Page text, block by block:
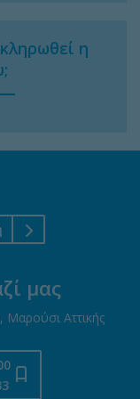
η
μας
Αττικής